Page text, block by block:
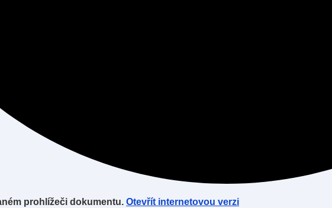
prohlížeči dokumentu. Otevřít internetovou verzi